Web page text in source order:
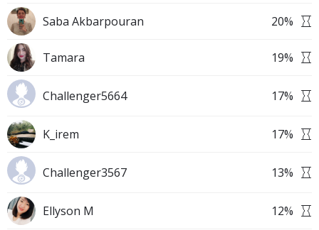
Saba Akbarpouran 20%
Tamara 19%
Challenger5664 17%
K_irem 17%
Challenger3567 13%
Ellyson M 12%